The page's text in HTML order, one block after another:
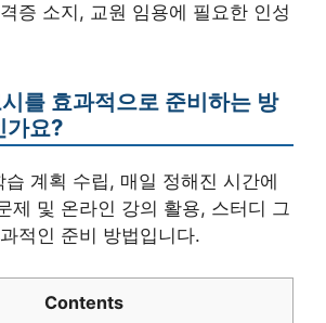
증 소지, 교원 임용에 필요한 인성
를 효과적으로 준비하는 방
가요?
계획 수립, 매일 정해진 시간에
제 및 온라인 강의 활용, 스터디 그
적인 준비 방법입니다.
Contents